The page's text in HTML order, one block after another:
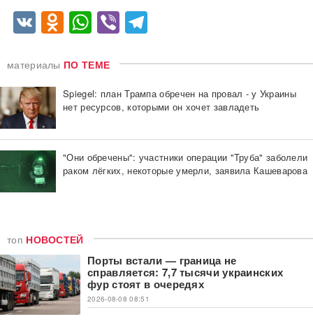
VKOdnoklassniki
WhatsApp
Viber
материалы ПО ТЕМЕ
Spiegel: план Трампа обречен на провал - у Украины
нет ресурсов, которыми он хочет завладеть
"Они обречены": участники операции "Труба" заболели
раком лёгких, некоторые умерли, заявила Кашеварова
топ НОВОСТЕЙ
Порты встали — граница не
справляется: 7,7 тысячи украинских
фур стоят в очередях
2026-08-08 08:51